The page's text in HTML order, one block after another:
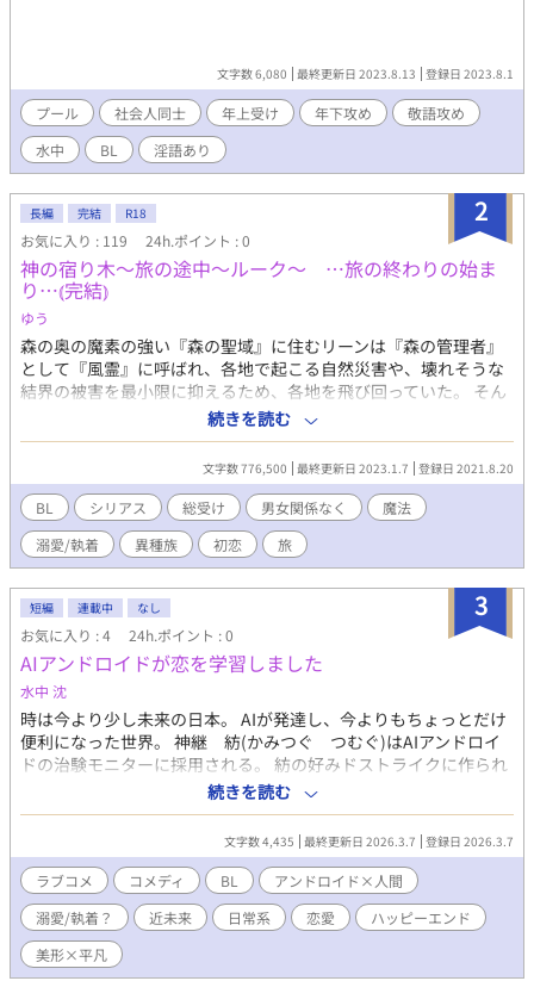
文字数 6,080 最終更新日 2023.8.13 登録日 2023.8.1
プール 社会人同士 年上受け 年下攻め
敬語攻め
水中
BL 淫語あり
2
長編 完結 R18
お気に入り : 119 24h.ポイント : 0
神の宿り木～旅の途中～ルーク～ …旅の終わりの始ま
り…⦅完結⦆
ゆう
森の奥の魔素の強い『森の聖域』に住むリーンは『森の管理者』
として『風霊』に呼ばれ、各地で起こる自然災害や、壊れそうな
結界の被害を最小限に抑えるため、各地を飛び回っていた。 そん
なリーンが出会ったのは、魔力を持っている事を隠されて、魔法
を使う事の出来ない剣士で…。 リーンに掛けられた幾つもの魔法
が動き出し、発動し始める…。 長い時間の中で出会った、獣人
族、水人族、魔女、人族と再開しながら、旅の終わりに向か
う…。 長い時間を生きるリーンの最初で最後の恋物語。 ⚫水中都
市～フールシアの溺愛～ リーンの過去編です。 馬車の中で語
った、『水中都市へ行って、帰って来た話』です。 ルーク達に
は、フールシアとのアレコレは、流石に省いて話してます。 ⚫魔
女の森～対価～ リーンの過去編です。 かつて一緒に行動を共
にして暮らした、獣人のユキに掛けた魔法が消えた。 彼女にあげ
た、その耳飾りを探して『魔女の森』へ、迷いこむ。その日は
『魔女の宴』で…。 魔女達から逃げきれず、捕まってしまう
が…。 ~旅の途中~ジン~の少し前の話です。 (ジンと、出会った後
の話) ⚫神の宿り木～再生～に入ったのに、アリミネ火山～追憶の
キース～が意外と長くなってしまった。 でも、これがあったから
のキラですからね…。 ⚫森の聖域 リーンが眠って目覚める場所の
話です。 待ってるルークは…あの子達に囲まれて、気が紛れてい
るのかも…。 ⚫名前を呼んで…。(番外編) ヒナキとユグの話が書
きたくなってしまったので、番外編です。 異種族、長寿の二人に
は、これからも時間が有るから、ゆっくりとね…。 ⚫希少種 ぐる
っと一周回って来ました。 本当はココに～ジン～の話が、番外編
で入った方が良いような気がしたけれど、先に進みます。 *****
＊神の宿り木～旅の途中～ジン～の、十数年後の話です。(～ル
ーク～へ、たどり着くまでの過去の話しです)(～ジン～は完結し
てます) こちらも読んで見てください。
続きを読む
文字数 776,500 最終更新日 2023.1.7 登録日 2021.8.20
BL シリアス 総受け 男女関係なく
魔法
溺愛/執着
異種族 初恋 旅
3
短編 連載中 なし
お気に入り : 4 24h.ポイント : 0
AIアンドロイドが恋を学習しました
水中 沈
時は今より少し未来の日本。 AIが発達し、今よりもちょっとだけ
便利になった世界。 神継 紡(かみつぐ つむぐ)はAIアンドロイ
ドの治験モニターに採用される。 紡の好みドストライクに作られ
たAIアンドロイドが届けられたその日から、紡の暮らしは2人にな
った。 箸の持ち方すら知らないAIアンドロイド、優(すぐる)に
色々なことを教える紡。 友人として接してきたつもりだった…。
しかし、優はある日とんでもないことを言い出したのだ。 『愛し
てる…』 教えたことのない言葉で迫ってくる優。 治験データが自
動で研究所に送られていることを知っている紡は慌てた。 ｢は…
ははは、どこで覚えてきたのかなー？この馬鹿犬は｣ ｢夜な夜な紡
が見てるドラマで覚えた｣ ｢は？｣ 休眠中でもAIアンドロイドは学
習している。 気がついた時には手遅れだった。 愛を学習したAIア
続きを読む
文字数 4,435 最終更新日 2026.3.7 登録日 2026.3.7
ラブコメ コメディ BL
アンドロイド×人間
溺愛/執着？
近未来 日常系 恋愛
ハッピーエンド
美形×平凡